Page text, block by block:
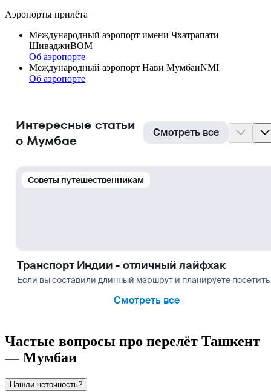
Аэропорты прилёта
Международный аэропорт имени Чхатрапати
ШиваджиBOM
Об аэропорте
Международный аэропорт Нави МумбаиNMI
Об аэропорте
Интересные статьи
о Мумбае
Смотреть все
Cоветы путешественникам
Транспорт Индии - отличный лайфхак
Если вы составили длинный маршрут и планируете
Смотреть все
Частые вопросы про перелёт Ташкент
— Мумбаи
Нашли неточность?